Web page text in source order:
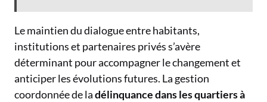
Le maintien du dialogue entre habitants,
institutions et partenaires privés s’avère
déterminant pour accompagner le changement et
anticiper les évolutions futures. La gestion
coordonnée de ladélinquance dans les quartiers à